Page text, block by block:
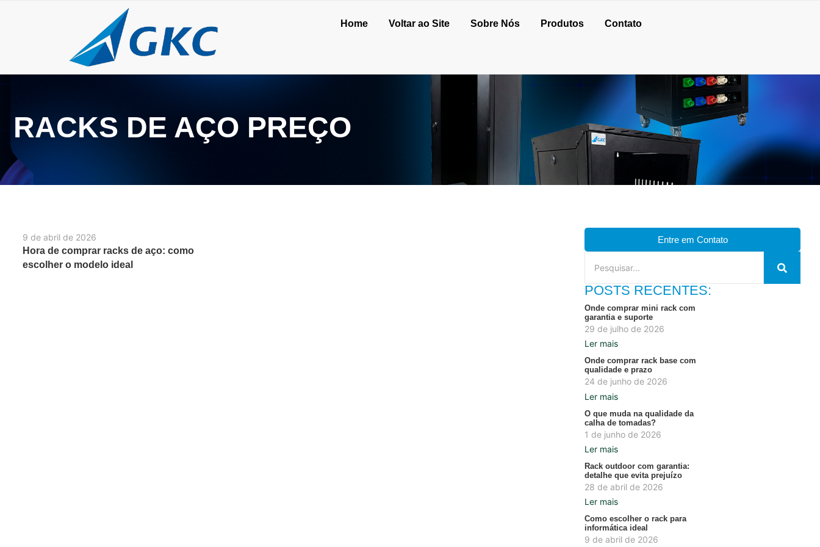
Home Voltar ao Site Sobre Nós Produtos Contato
RACKS DE AÇO PREÇO
9 de abril de 2026
Hora de comprar racks de aço: como
escolher o modelo ideal
Entre em Contato
POSTS RECENTES:
Onde comprar mini rack com
garantia e suporte
29 de julho de 2026
Ler mais
Onde comprar rack base com
qualidade e prazo
24 de junho de 2026
Ler mais
O que muda na qualidade da
calha de tomadas?
1 de junho de 2026
Ler mais
Rack outdoor com garantia:
detalhe que evita prejuízo
28 de abril de 2026
Ler mais
Como escolher o rack para
informática ideal
9 de abril de 2026